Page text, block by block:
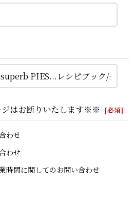
はお断りいたします※※ [必須]
わせ
わせ
時間に関してのお問い合わせ